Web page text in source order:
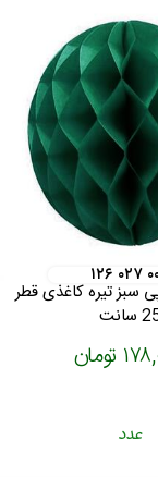
۰۲۷ ۰۰۸
سبز تیره کاغذی قطر
سانت
تومان
عدد